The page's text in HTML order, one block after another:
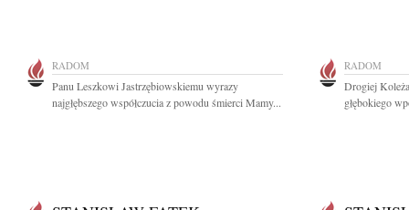
RADOM
Panu Leszkowi Jastrzębiowskiemu wyrazy
najgłębszego współczucia z powodu śmierci Mamy...
RADOM
Drogiej
głębokiego